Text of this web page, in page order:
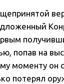
попав на
моменту он
потерял